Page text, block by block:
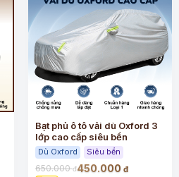
Bạt phủ ô tô vải dù Oxford 3
lớp cao cấp siêu bền
Dù Oxford Siêu bền
650.000đ450.000 đ